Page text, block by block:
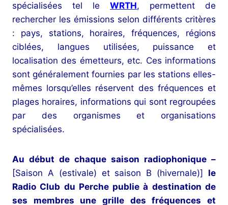
spécialisées tel le WRTH, permettent de
rechercher les émissions selon différents critères
: pays, stations, horaires, fréquences, régions
ciblées, langues utilisées, puissance et
localisation des émetteurs, etc. Ces informations
sont généralement fournies par les stations elles-
mêmes lorsqu’elles réservent des fréquences et
plages horaires, informations qui sont regroupées
par des organismes et organisations
spécialisées.
Au début de chaque saison radiophonique –
[Saison A (estivale) et saison B (hivernale)] le
Radio Club du Perche publie à destination de
ses membres une grille des fréquences et